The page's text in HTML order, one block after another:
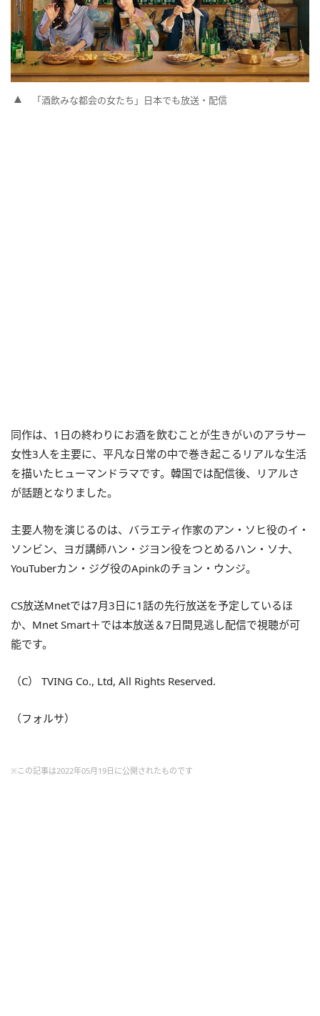
「酒飲みな都会の女たち」日本でも放送・配信
同作は、1日の終わりにお酒を飲むことが生きがいのアラサー
女性3人を主要に、平凡な日常の中で巻き起こるリアルな生活
を描いたヒューマンドラマです。韓国では配信後、リアルさ
が話題となりました。
主要人物を演じるのは、バラエティ作家のアン・ソヒ役のイ・
ソンビン、ヨガ講師ハン・ジヨン役をつとめるハン・ソナ、
YouTuberカン・ジグ役のApinkのチョン・ウンジ。
CS放送Mnetでは7月3日に1話の先行放送を予定しているほ
か、Mnet Smart＋では本放送＆7日間見逃し配信で視聴が可
能です。
（C） TVING Co., Ltd, All Rights Reserved.
（フォルサ）
※この記事は2022年05月19日に公開されたものです